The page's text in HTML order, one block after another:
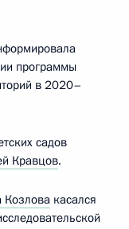
программы
в 2020–
садов
Кравцов.
Козлова касался